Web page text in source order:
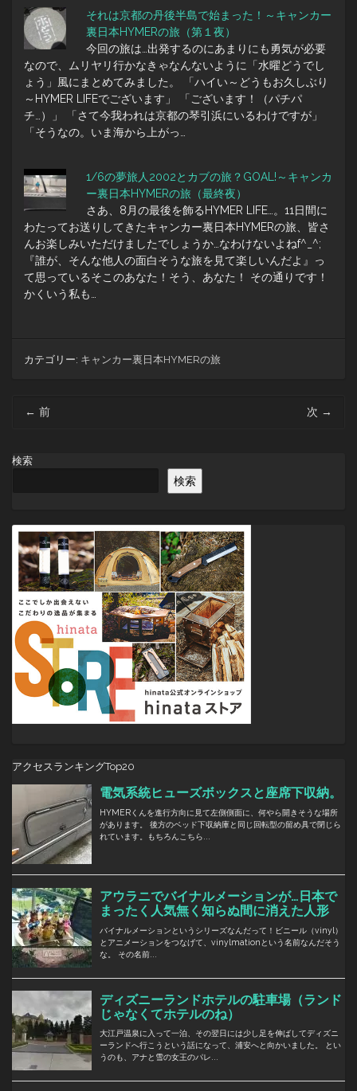
それは京都の丹後半島で始まった！～キャンカー
裏日本HYMERの旅（第１夜）
今回の旅は…出発するのにあまりにも勇気が必要
なので、ムリヤリ行かなきゃなんないように「水曜どうでし
ょう」風にまとめてみました。 「ハイい～どうもお久しぶり
～HYMER LIFEでございます」 「ございます！（パチパ
チ…）」 「さて今我われは京都の琴引浜にいるわけですが」
「そうなの。いま海から上がっ…
1/6の夢旅人2002とカブの旅？GOAL!～キャンカ
ー裏日本HYMERの旅（最終夜）
さあ、8月の最後を飾るHYMER LIFE…。11日間に
わたってお送りしてきたキャンカー裏日本HYMERの旅、皆さ
んお楽しみいただけましたでしょうか…なわけないよねf^_^;
『誰が、そんな他人の面白そうな旅を見て楽しいんだよ』っ
て思っているそこのあなた！そう、あなた！ その通りです！
かくいう私も…
カテゴリー: キャンカー裏日本HYMERの旅
ビ
ゲ
← 前 次 →
検索
検索
アクセスランキングTop20